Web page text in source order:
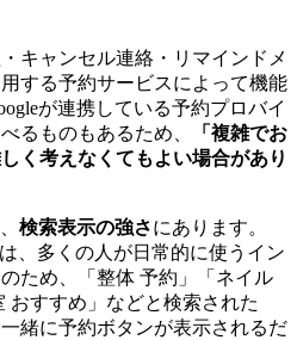
キャンセル連絡・リマインドメ
する予約サービスによって機能
が連携している予約プロバイ
るものもあるため、
「複雑でお
く考えなくてもよい場合があり
検索表示の強さにあります。
、多くの人が日常的に使うイン
ため、「整体 予約」「ネイル
おすすめ」などと検索された
緒に予約ボタンが表示されるだ